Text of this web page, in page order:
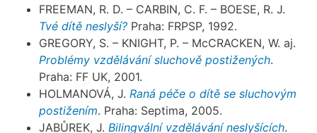
FREEMAN, R. D. – CARBIN, C. F. – BOESE, R. J.
Tvé dítě neslyší? Praha: FRPSP, 1992.
GREGORY, S. – KNIGHT, P. – McCRACKEN, W. aj.
Problémy vzdělávání sluchově postižených.
Praha: FF UK, 2001.
HOLMANOVÁ, J. Raná péče o dítě se sluchovým
postižením. Praha: Septima, 2005.
JABŮREK, J. Bilingvální vzdělávání neslyšících.